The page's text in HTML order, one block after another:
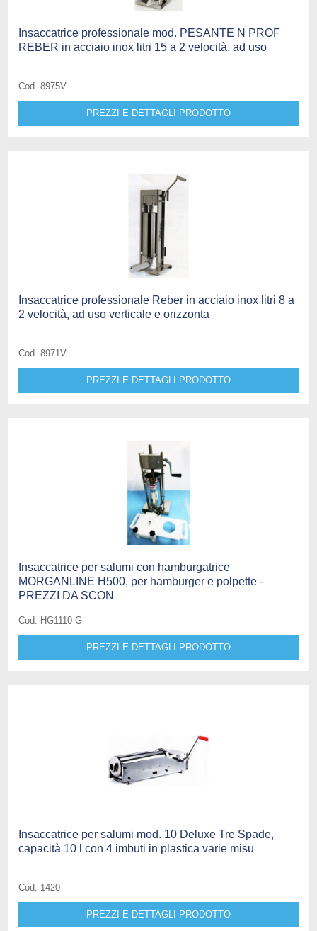
Insaccatrice professionale mod. PESANTE N PROF
REBER in acciaio inox litri 15 a 2 velocità, ad uso
Cod. 8975V
PREZZI E DETTAGLI PRODOTTO
Insaccatrice professionale Reber in acciaio inox litri 8 a
2 velocità, ad uso verticale e orizzonta
Cod. 8971V
PREZZI E DETTAGLI PRODOTTO
Insaccatrice per salumi con hamburgatrice
MORGANLINE H500, per hamburger e polpette -
PREZZI DA SCON
Cod. HG1110-G
PREZZI E DETTAGLI PRODOTTO
Insaccatrice per salumi mod. 10 Deluxe Tre Spade,
capacità 10 l con 4 imbuti in plastica varie misu
Cod. 1420
PREZZI E DETTAGLI PRODOTTO